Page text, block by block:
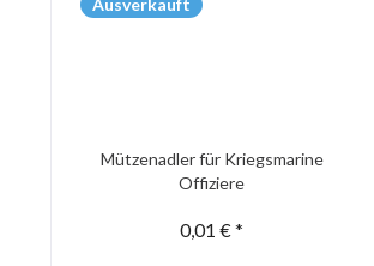
Ausverkauft
Mützenadler für Kriegsmarine
Offiziere
0,01 € *